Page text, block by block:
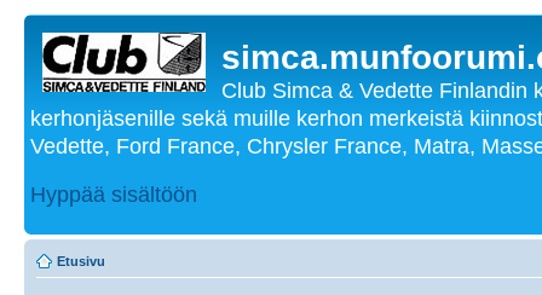
Club Simca & Vedette Finlandin
kerhonjäsenille sekä muille kerhon merkeistä
Vedette, Ford France, Chrysler France, Matra,
Hyppää sisältöön
Etusivu